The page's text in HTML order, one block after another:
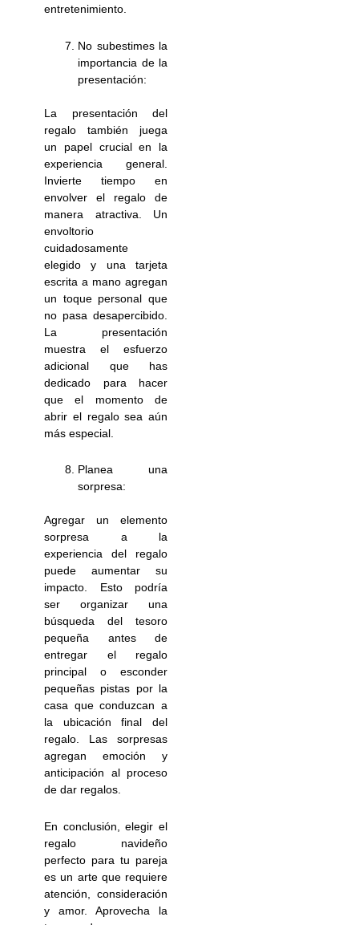
entretenimiento.
No subestimes la
importancia de la
presentación:
La presentación del
regalo también juega
un papel crucial en la
experiencia general.
Invierte tiempo en
envolver el regalo de
manera atractiva. Un
envoltorio
cuidadosamente
elegido y una tarjeta
escrita a mano agregan
un toque personal que
no pasa desapercibido.
La presentación
muestra el esfuerzo
adicional que has
dedicado para hacer
que el momento de
abrir el regalo sea aún
más especial.
Planea una
sorpresa:
Agregar un elemento
sorpresa a la
experiencia del regalo
puede aumentar su
impacto. Esto podría
ser organizar una
búsqueda del tesoro
pequeña antes de
entregar el regalo
principal o esconder
pequeñas pistas por la
casa que conduzcan a
la ubicación final del
regalo. Las sorpresas
agregan emoción y
anticipación al proceso
de dar regalos.
En conclusión, elegir el
regalo navideño
perfecto para tu pareja
es un arte que requiere
atención, consideración
y amor. Aprovecha la